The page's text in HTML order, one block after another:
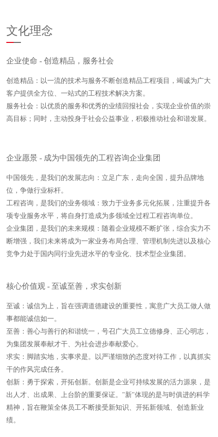
文化理念
企业使命 - 创造精品，服务社会
创造精品：以一流的技术与服务不断创造精品工程项目，竭诚为广大
客户提供全方位、一站式的工程技术解决方案。
服务社会：以优质的服务和优秀的业绩回报社会，实现企业价值的崇
高目标；同时，主动投身于社会公益事业，积极推动社会和谐发展。
企业愿景 - 成为中国领先的工程咨询企业集团
中国领先，是我们的发展志向：立足广东，走向全国，提升品牌地
位，争做行业标杆。
工程咨询，是我们的业务领域：致力于业务多元化拓展，注重提升各
项专业服务水平，将自身打造成为多领域全过程工程咨询单位。
企业集团，是我们的未来规模：随着企业规模不断扩张，综合实力不
断增强，我们未来将成为一家业务布局合理、管理机制先进以及核心
竞争力处于国内同行业先进水平的专业化、技术型企业集团。
核心价值观 - 至诚至善，求实创新
至诚：诚信为上，旨在强调道德建设的重要性，寓意广大员工做人做
事都能诚信如一。
至善：善心与善行的和谐统一，号召广大员工立德修身、正心明志，
为集团发展奉献才干、为社会进步奉献爱心。
求实：脚踏实地，实事求是。以严谨细致的态度对待工作，以真抓实
干的作风完成任务。
创新：勇于探索，开拓创新。创新是企业可持续发展的活力源泉，是
出人才、出成果、上台阶的重要保证。"新"体现的是与时俱进的科学
精神，旨在鞭策全体员工不断接受新知识、开拓新领域、创造新业
绩。